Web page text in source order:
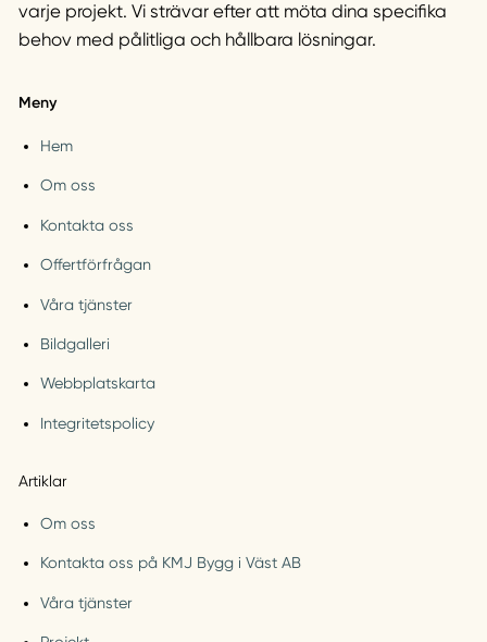
varje projekt. Vi strävar efter att möta dina specifika
behov med pålitliga och hållbara lösningar.
Meny
Hem
Om oss
Kontakta oss
Offertförfrågan
Våra tjänster
Bildgalleri
Webbplatskarta
Integritetspolicy
Artiklar
Om oss
Kontakta oss på KMJ Bygg i Väst AB
Våra tjänster